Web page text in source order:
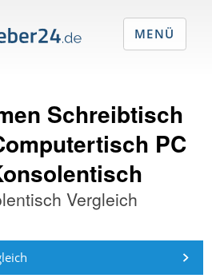
Schreibtisch
PC
Vergleich
MENÜ